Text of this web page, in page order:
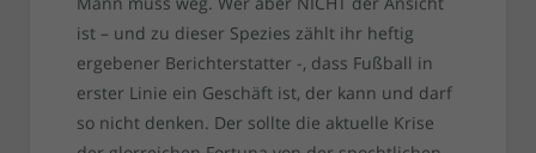
ist – und zu dieser Spezies zählt ihr heftig
ergebener Berichterstatter -, dass Fußball in
erster Linie ein Geschäft ist, der kann und darf
so nicht denken. Der sollte die aktuelle Krise